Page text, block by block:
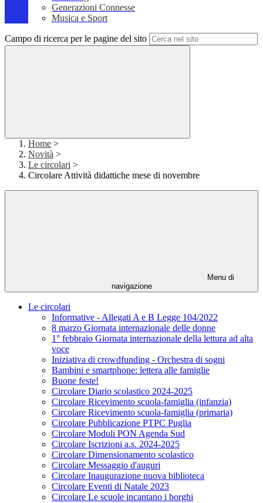
Generazioni Connesse
Musica e Sport
Campo di ricerca per le pagine del sito
Home >
Novità >
Le circolari >
Circolare Attività didattiche mese di novembre
Menu di
navigazione
Le circolari
Informative - Allegati A e B Legge 104/2022
8 marzo Giornata internazionale delle donne
1° febbraio Giornata internazionale della lettura ad alta
voce
Iniziativa di crowdfunding - Orchestra di sogni
Bambini e smartphone: lettera alle famiglie
Buone feste!
Circolare Diario scolastico 2024-2025
Circolare Ricevimento scuola-famiglia (infanzia)
Circolare Ricevimento scuola-famiglia (primaria)
Circolare Pubblicazione PTPC Puglia
Circolare Moduli PON Agenda Sud
Circolare Iscrizioni a.s. 2024-2025
Circolare Dimensionamento scolastico
Circolare Messaggio d'auguri
Circolare Inaugurazione nuova biblioteca
Circolare Eventi di Natale 2023
Circolare Le scuole incantano i borghi